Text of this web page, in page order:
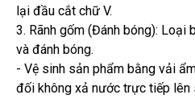
lại đầu cắt chữ V.
3. Rãnh gốm (Đánh bóng): Loại
và đánh bóng.
- Vệ sinh sản phẩm bằng vải
đối không xả nước trực tiếp lên